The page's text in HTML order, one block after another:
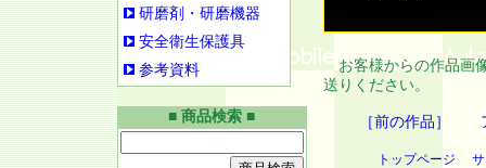
お客様からの作品画
送りください。
［前の作品］
トップページ
研磨剤・研磨機器
安全衛生保護具
参考資料
■ 商品検索 ■